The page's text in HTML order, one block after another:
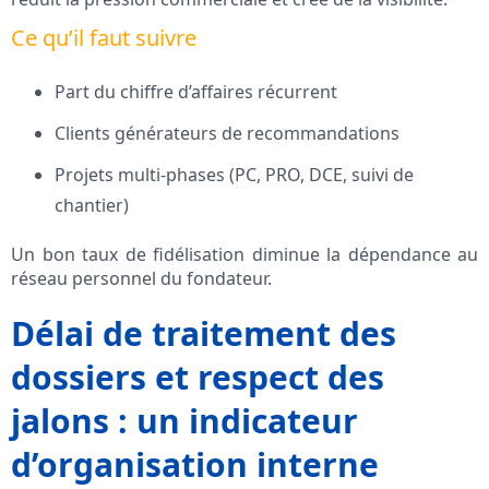
Ce qu’il faut suivre
Part du chiffre d’affaires récurrent
Clients générateurs de recommandations
Projets multi-phases (PC, PRO, DCE, suivi de
chantier)
Un bon taux de fidélisation diminue la dépendance au
réseau personnel du fondateur.
Délai de traitement des
dossiers et respect des
jalons : un indicateur
d’organisation interne